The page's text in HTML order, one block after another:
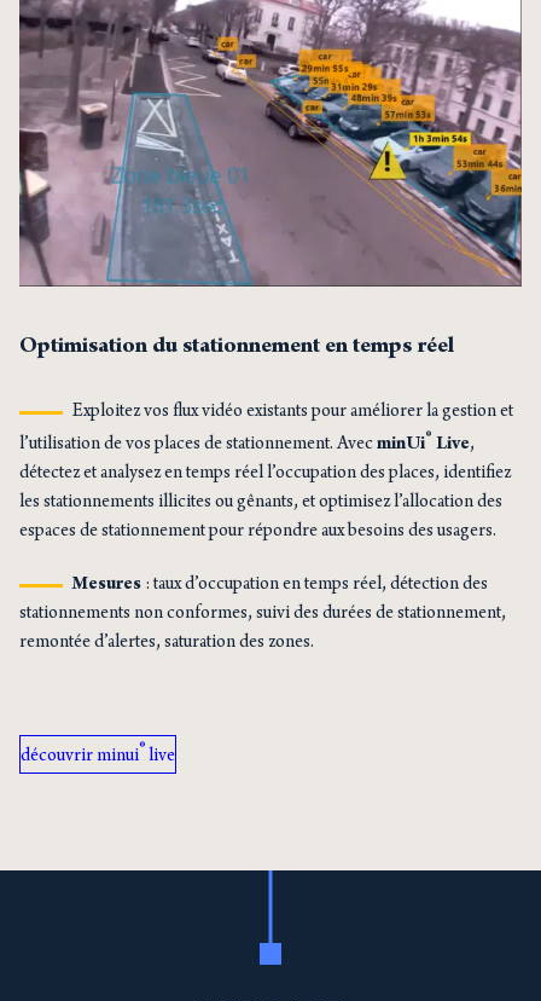
Optimisation du stationnement en temps réel
Exploitez vos flux vidéo existants pour améliorer la gestion et
l’utilisation de vos places de stationnement. AvecminUi® Live,
détectez et analysez en temps réel l’occupation des places, identifiez
les stationnements illicites ou gênants, et optimisez l’allocation des
espaces de stationnement pour répondre aux besoins des usagers.
Mesures : taux d’occupation en temps réel, détection des
stationnements non conformes, suivi des durées de stationnement,
remontée d’alertes, saturation des zones.
découvrir minui® live